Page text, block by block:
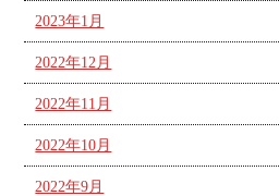
2023年1月
2022年12月
2022年11月
2022年10月
2022年9月